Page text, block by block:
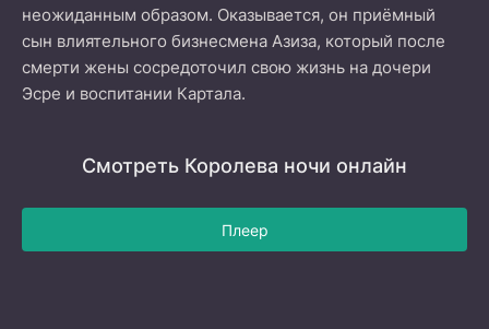
неожиданным образом. Оказывается, он приёмный
сын влиятельного бизнесмена Азиза, который после
смерти жены сосредоточил свою жизнь на дочери
Эсре и воспитании Картала.
Смотреть Королева ночи онлайн
Плеер